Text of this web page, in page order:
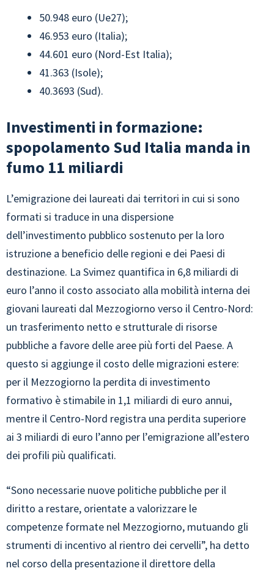
50.948 euro (Ue27);
46.953 euro (Italia);
44.601 euro (Nord-Est Italia);
41.363 (Isole);
40.3693 (Sud).
Investimenti in formazione:
spopolamento Sud Italia manda in
fumo 11 miliardi
L’emigrazione dei laureati dai territori in cui si sono
formati si traduce in una dispersione
dell’investimento pubblico sostenuto per la loro
istruzione a beneficio delle regioni e dei Paesi di
destinazione. La Svimez quantifica in 6,8 miliardi di
euro l’anno il costo associato alla mobilità interna dei
giovani laureati dal Mezzogiorno verso il Centro-Nord:
un trasferimento netto e strutturale di risorse
pubbliche a favore delle aree più forti del Paese. A
questo si aggiunge il costo delle migrazioni estere:
per il Mezzogiorno la perdita di investimento
formativo è stimabile in 1,1 miliardi di euro annui,
mentre il Centro-Nord registra una perdita superiore
ai 3 miliardi di euro l’anno per l’emigrazione all’estero
dei profili più qualificati.
“Sono necessarie nuove politiche pubbliche per il
diritto a restare, orientate a valorizzare le
competenze formate nel Mezzogiorno, mutuando gli
strumenti di incentivo al rientro dei cervelli”, ha detto
nel corso della presentazione il direttore della